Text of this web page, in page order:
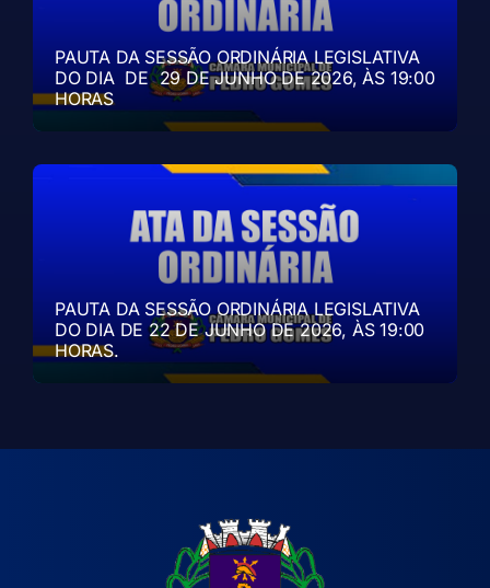
PAUTA DA SESSÃO ORDINÁRIA LEGISLATIVA
DO DIA DE 29 DE JUNHO DE 2026, ÀS 19:00
HORAS
PAUTA DA SESSÃO ORDINÁRIA LEGISLATIVA
DO DIA DE 22 DE JUNHO DE 2026, ÀS 19:00
HORAS.